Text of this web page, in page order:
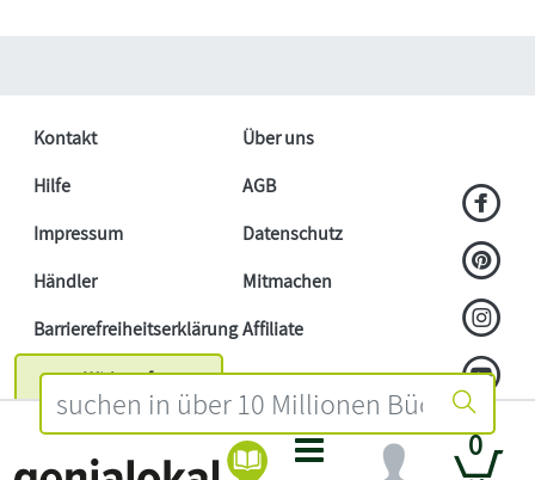
0
Kontakt
Über uns
Hilfe
AGB
Impressum
Datenschutz
Händler
Mitmachen
BarrierefreiheitserklärungAffiliate
Widerruf